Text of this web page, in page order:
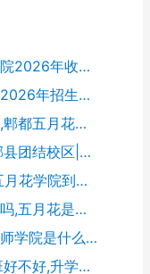
【五月花学费】四川五月花技师学院2026年收费标准及招生专业
【报考指南】四川五月花技师学院2026年招生简章及学费表
四川五月花技师学院团结校区地址,郫都五月花校园环境好不好
四川五月花技师学院有几个校区,郫县团结校区|金堂校区|康定分校
四川五月花技师学院怎么样|成都五月花学院到底好不好
四川五月花技师学院是希望集团的吗,五月花是哪个集团的
成都希望职业学校与四川五月花技师学院是什么关系
升学班,四川五月花技师学院升学班好不好,升学率高吗|升学保障